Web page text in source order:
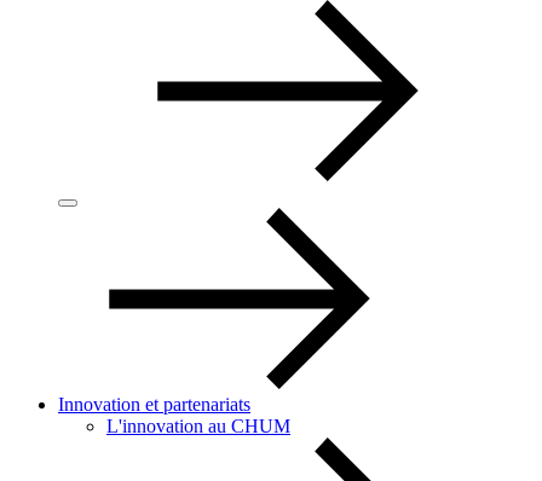
Innovation et partenariats
L'innovation au CHUM